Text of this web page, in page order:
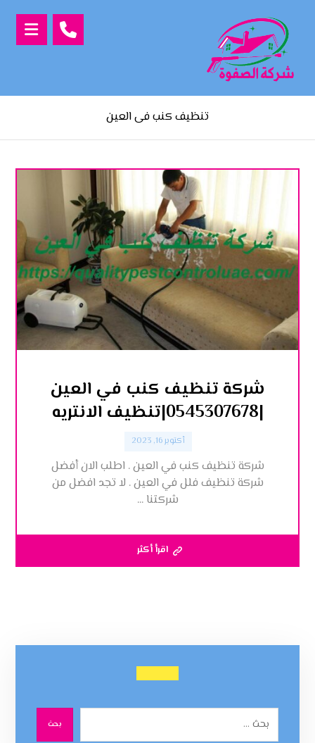
تنظيف كنب فى العين
شركة تنظيف كنب في العين
|0545307678|تنظيف الانتريه
أكتوبر 16, 2023
شركة تنظيف كنب في العين . اطلب الان أفضل
شركة تنظيف فلل في العين . لا تجد افضل من
شركتنا ...
اقرأ أكثر
بحث